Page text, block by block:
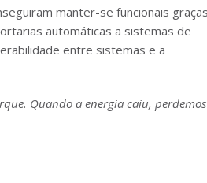
manter-se funcionais
automáticas a sistemas de
entre sistemas e a
Quando a energia caiu,